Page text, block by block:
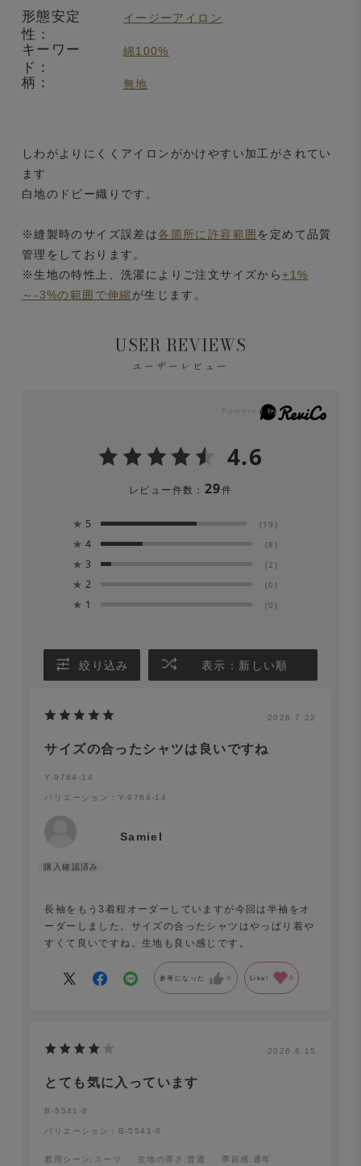
形態安定
性：
イージーアイロン
キーワー
ド：
綿100%
柄： 無地
しわがよりにくくアイロンがかけやすい加工がされてい
ます
白地のドビー織りです。
※縫製時のサイズ誤差は各箇所に許容範囲 を定めて品質
管理をしております。
※生地の特性上、洗濯によりご注文サイズから+1%
～-3%の範囲で伸縮が生じます。
USER REVIEWS
ユーザーレビュー
4.6
レビュー件数： 29件
★ 5 (19)
★ 4 (8)
★ 3 (2)
★ 2 (0)
★ 1 (0)
絞り込み 表示：新しい順
2026.7.22
サイズの合ったシャツは良いですね
Y-9764-14
バリエーション：Y-9764-14
Samiel
長袖をもう3着程オーダーしていますが今回は半袖をオ
ーダーしました。サイズの合ったシャツはやっぱり着や
すくて良いですね。生地も良い感じです。
参考になった 0 Like! 0
2026.6.15
とても気に入っています
B-5541-8
バリエーション：B-5541-8
着用シーン :スーツ 生地の厚さ :普通 季節感:通年